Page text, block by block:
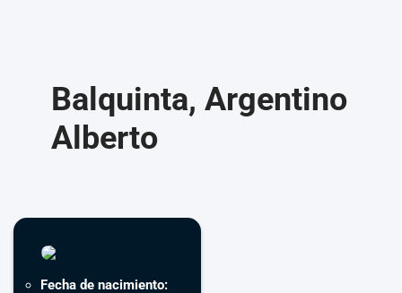
Balquinta, Argentino
Alberto
Fecha de nacimiento: